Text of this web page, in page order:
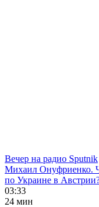
Вечер на радио Sputnik
Михаил Онуфриенко.
по Украине в
03:33
24 мин